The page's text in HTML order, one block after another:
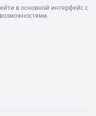
в основной интерфейс с